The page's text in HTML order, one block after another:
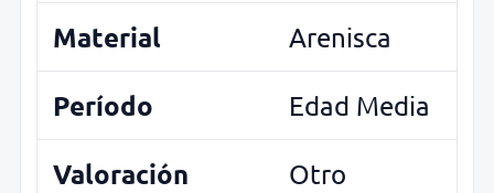
Material Arenisca
Período Edad Media
Valoración
Otro